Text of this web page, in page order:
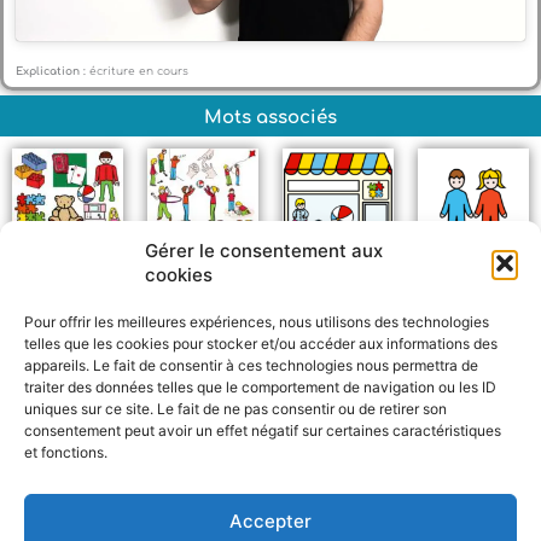
Gérer le consentement aux
cookies
Pour offrir les meilleures expériences, nous utilisons des technologies
telles que les cookies pour stocker et/ou accéder aux informations des
appareils. Le fait de consentir à ces technologies nous permettra de
traiter des données telles que le comportement de navigation ou les ID
uniques sur ce site. Le fait de ne pas consentir ou de retirer son
consentement peut avoir un effet négatif sur certaines caractéristiques
et fonctions.
Accepter
Explication : écriture en cours
Mots associés
Jeux Enfants
a
h
e
s
a